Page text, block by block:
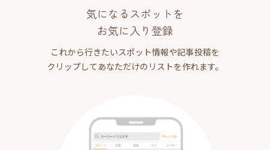
気になるスポットを
お気に入り登録
これから行きたいスポット情報や記事投稿を
クリップしてあなただけのリストを作れます。